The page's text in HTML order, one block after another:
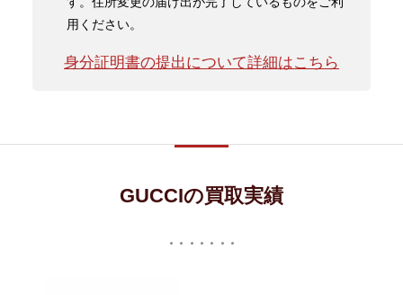
用ください。
身分証明書の提出について詳細はこちら
GUCCIの買取実績